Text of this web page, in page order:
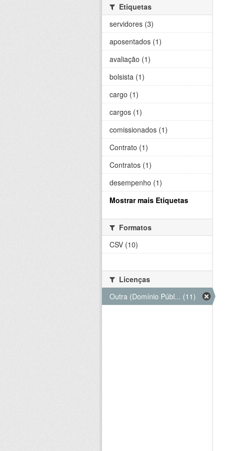
Etiquetas
servidores (3)
aposentados (1)
avaliação (1)
bolsista (1)
cargo (1)
cargos (1)
comissionados (1)
Contrato (1)
Contratos (1)
desempenho (1)
Mostrar mais Etiquetas
Formatos
CSV (10)
Licenças
Outra (Domínio Públ... (11)